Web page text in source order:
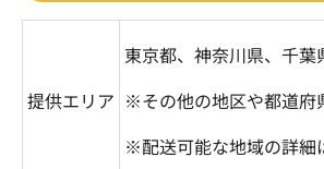
提供エリア
東京都、神奈川県、千葉
※その他の地区や都道府
※配送可能な地域の詳細